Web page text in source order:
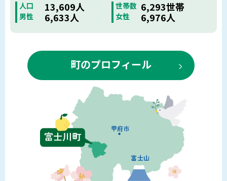
人口 13,609人 世帯数 6,293世帯
男性 6,633人 女性 6,976人
町のプロフィール